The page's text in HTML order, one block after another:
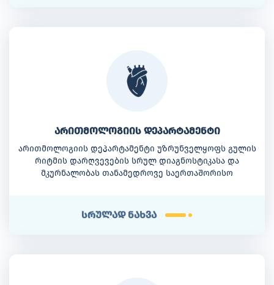
არითმოლოგიის დეპარტამენტი
არითმოლოგიის დეპარტამენტი უზრუნველყოფს გულის
რიტმის დარღვევების სრულ დიაგნოსტიკასა და
მკურნალობას თანამედროვე საერთაშორისო
სრულად ნახვა